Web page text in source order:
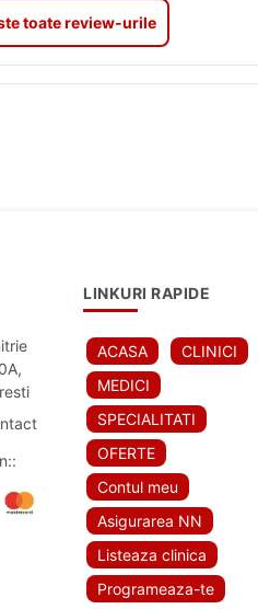
toate review-urile
LINKURI RAPIDE
ACASA
CLINICI
MEDICI
SPECIALITATI
OFERTE
Contul meu
Asigurarea NN
Listeaza clinica
Programeaza-te